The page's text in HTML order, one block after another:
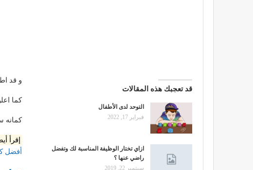
قد تعجبك هذه المقالات
التوحد لدى الأطفال
فبراير 17, 2022
ازاي تختار الوظيفة المناسبة لك وتفضل
راضي عنها ؟
سبتمبر 22, 2019
و قد اطلق
كما اعلن انه في بداية عام
كمانه
إقرأ
أفضل